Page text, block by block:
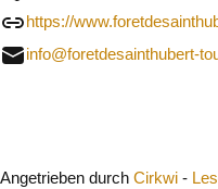
https://
info@foretdesainthubert-
Angetrieben durch Cirkwi -